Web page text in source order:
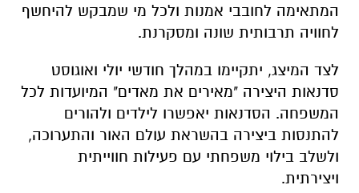
המתאימה לחובבי אמנות ולכל מי שמבקש להיחשף
לחוויה תרבותית שונה ומסקרנת.
לצד המיצג, יתקיימו במהלך חודשי יולי ואוגוסט
סדנאות היצירה "מאירים את מאדים" המיועדות לכל
המשפחה. הסדנאות יאפשרו לילדים ולהורים
להתנסות ביצירה בהשראת עולם האור והתערוכה,
ולשלב בילוי משפחתי עם פעילות חווייתית
ויצירתית.